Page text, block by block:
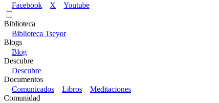
Facebook
X Youtube
Biblioteca
Biblioteca Tseyor
Blogs
Blog
Descubre
Descubre
Documentos
Comunicados
Libros
Meditaciones
Comunidad